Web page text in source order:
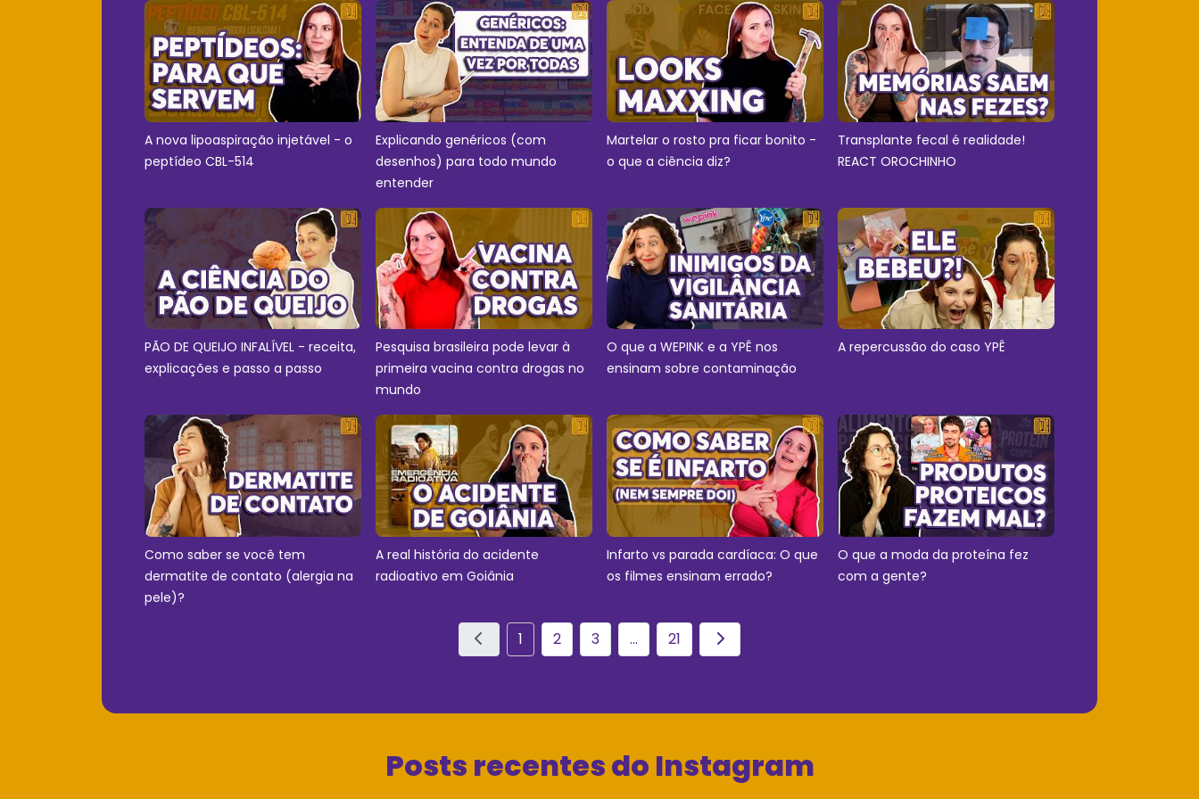
A nova lipoaspiração injetável - o
peptídeo CBL-514
Explicando genéricos (com
desenhos) para todo mundo
entender
Martelar o rosto pra ficar bonito -
o que a ciência diz?
Transplante fecal é realidade!
REACT OROCHINHO
PÃO DE QUEIJO INFALÍVEL - receita,
explicações e passo a passo
Pesquisa brasileira pode levar à
primeira vacina contra drogas no
mundo
O que a WEPINK e a YPÊ nos
ensinam sobre contaminação
A repercussão do caso YPÊ
Como saber se você tem
dermatite de contato (alergia na
pele)?
A real história do acidente
radioativo em Goiânia
Infarto vs parada cardíaca: O que
os filmes ensinam errado?
O que a moda da proteína fez
com a gente?
1 2 3 ... 21
Posts recentes do Instagram